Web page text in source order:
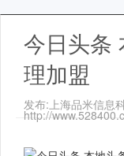
今日头条
理加盟
发布:上海品米信息
http://